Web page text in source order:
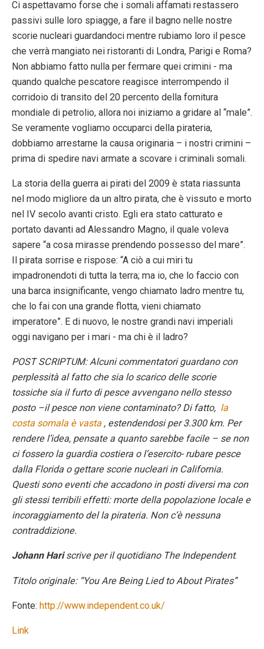
Ci aspettavamo forse che i somali affamati restassero
passivi sulle loro spiagge, a fare il bagno nelle nostre
scorie nucleari guardandoci mentre rubiamo loro il pesce
che verrà mangiato nei ristoranti di Londra, Parigi e Roma?
Non abbiamo fatto nulla per fermare quei crimini - ma
quando qualche pescatore reagisce interrompendo il
corridoio di transito del 20 percento della fornitura
mondiale di petrolio, allora noi iniziamo a gridare al “male”.
Se veramente vogliamo occuparci della pirateria,
dobbiamo arrestarne la causa originaria – i nostri crimini –
prima di spedire navi armate a scovare i criminali somali.
La storia della guerra ai pirati del 2009 è stata riassunta
nel modo migliore da un altro pirata, che è vissuto e morto
nel IV secolo avanti cristo. Egli era stato catturato e
portato davanti ad Alessandro Magno, il quale voleva
sapere “a cosa mirasse prendendo possesso del mare”.
Il pirata sorrise e rispose: “A ciò a cui miri tu
impadronendoti di tutta la terra; ma io, che lo faccio con
una barca insignificante, vengo chiamato ladro mentre tu,
che lo fai con una grande flotta, vieni chiamato
imperatore”. E di nuovo, le nostre grandi navi imperiali
oggi navigano per i mari - ma chi è il ladro?
POST SCRIPTUM: Alcuni commentatori guardano con
perplessità al fatto che sia lo scarico delle scorie
tossiche sia il furto di pesce avvengano nello stesso
posto –il pesce non viene contaminato? Di fatto, la
costa somala è vasta, estendendosi per 3.300 km. Per
rendere l’idea, pensate a quanto sarebbe facile – se non
ci fossero la guardia costiera o l’esercito- rubare pesce
dalla Florida o gettare scorie nucleari in California.
Questi sono eventi che accadono in posti diversi ma con
gli stessi terribili effetti: morte della popolazione locale e
incoraggiamento del la pirateria. Non c’è nessuna
contraddizione.
Johann Hariscrive per il quotidiano The Independent.
Titolo originale: “You Are Being Lied to About Pirates”
Fonte: http://www.independent.co.uk/
Link